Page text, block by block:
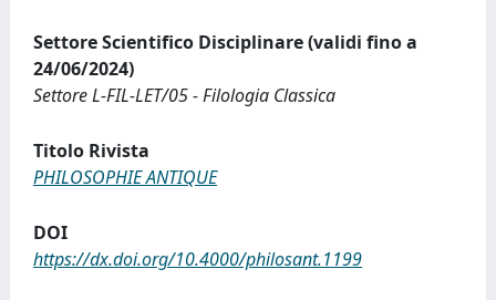
Settore Scientifico Disciplinare (validi fino a
24/06/2024)
Settore L-FIL-LET/05 - Filologia Classica
Titolo Rivista
PHILOSOPHIE ANTIQUE
DOI
https://dx.doi.org/10.4000/philosant.1199